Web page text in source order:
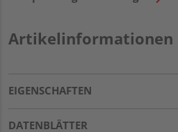
Artikelinformationen
EIGENSCHAFTEN
DATENBLÄTTER